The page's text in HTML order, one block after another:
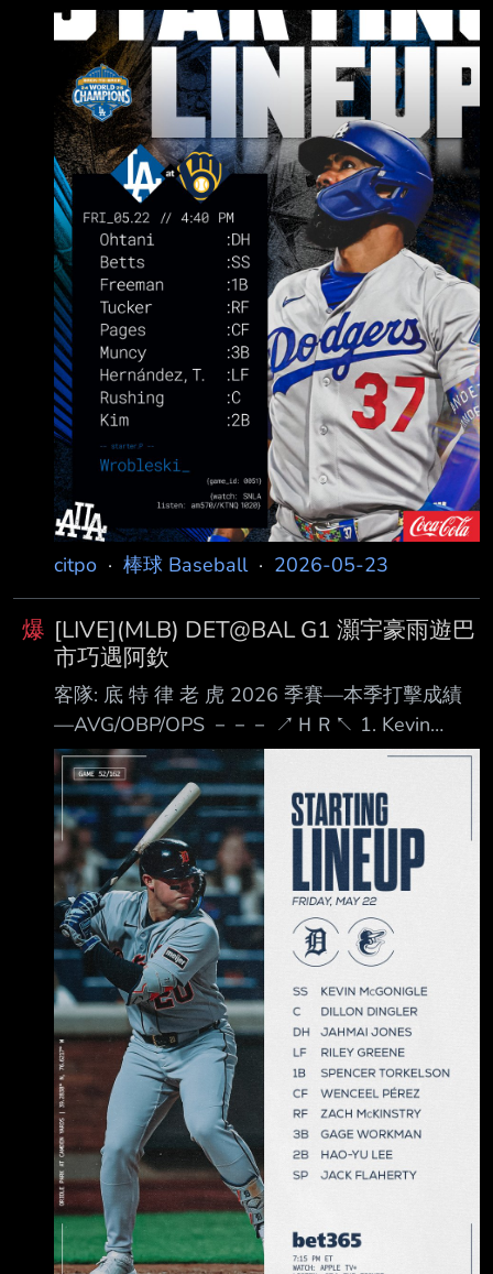
(L) DH .272 / . / . ８ＨＲ 2. Mookie Betts (R) SS
.194 / . / . ４ＨＲ 3. Freddie Freeman (L) 1B
.264 / . / . ６ＨＲ 4. Kyle Tucker (L) RF .251 / . / .
４ＨＲ 5. Andy Pages (R) CF .288 / . / １
０ＨＲ 6. Max M
citpo · 棒球 Baseball· 2026-05-23
爆 [LIVE](MLB) DET@BAL G1 灝宇豪雨遊巴
市巧遇阿欽
客隊: 底 特 律 老 虎 2026 季賽—本季打擊成績
—AVG/OBP/OPS －－－ ↗ＨＲ↖ 1. Kevin
McGonigle (L) SS .286 / .395 / .802 ２ＨＲ
2. Dillon Dingler (R) C .241 / .317 / .786 ９ＨＲ
3. Jahmai Jones (R) DH .175 / .254 / .570 ２Ｈ
Ｒ 4. Riley Greene (L) LF .326 / .422 / .897 ４Ｈ
Ｒ 5. Spencer Tork